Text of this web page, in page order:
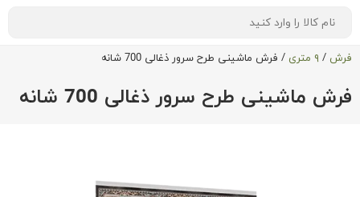
فرش / ۹ متری / فرش ماشینی طرح سرور ذغالی 700 شانه
فرش ماشینی طرح سرور ذغالی 700 شانه